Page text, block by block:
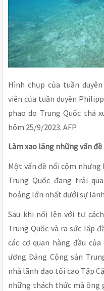
Hình chụp của tuần
viên của tuần duyên
phao do Trung Quốc thả
hôm 25/9/2023. AFP
Làm xao lãng những vấn
Một vấn đề nổi cộm nhưng
Trung Quốc đang trải
hoảng lớn nhất dưới sự
Sau khi nổi lên với tư
Trung Quốc và ra sức lấp
các cơ quan hàng đầu
ương Đảng Cộng sản
nhà lãnh đạo tối cao Tập
những thách thức mà ông